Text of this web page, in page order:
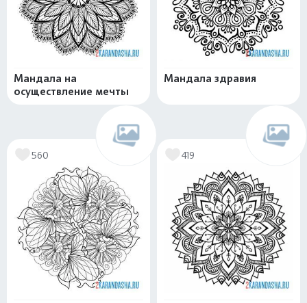
Мандала на
осуществление мечты
Мандала здравия
560 419